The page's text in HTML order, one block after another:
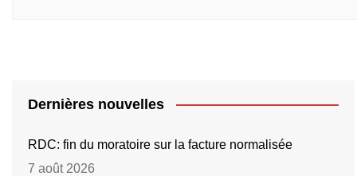
Dernières nouvelles
RDC: fin du moratoire sur la facture normalisée
7 août 2026